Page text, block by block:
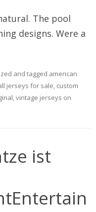
The pool
designs. Were a
and tagged american
jerseys for sale, custom
,vintage jerseys on
ist